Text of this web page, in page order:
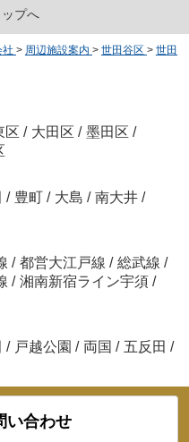
プへ
> 周辺施設案内 > 世田谷区 > 世田
区 / 大田区 / 墨田区 /
/ 豊町 / 大島 / 南大井 /
/ 都営大江戸線 / 総武線 /
/ 湘南新宿ライン宇須 /
/ 戸越公園 / 両国 / 五反田 /
い合わせ